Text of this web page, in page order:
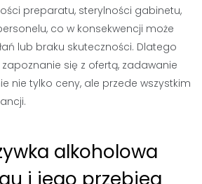
preparatu, sterylności gabinetu,
co w konsekwencji może
lub braku skuteczności. Dlatego
się z ofertą, zadawanie
nie tylko ceny, ale przede wszystkim
alkoholowa
i jego przebieg